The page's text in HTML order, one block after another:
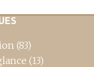
(83)
(13)